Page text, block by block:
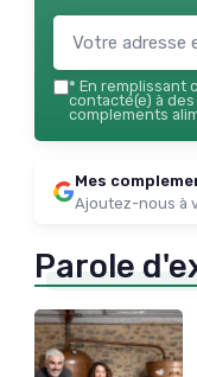
* En remplissant
contacté(e) à
complements
Mes
Ajoutez-nous à
Parole